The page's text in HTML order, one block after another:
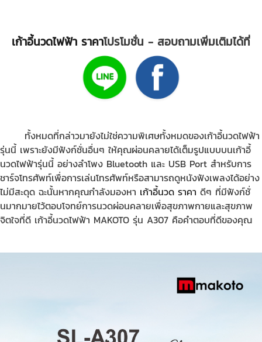
เก้าอี้นวดไฟฟ้า ราคาโปรโมชั่น - สอบถามเพิ่มเติมได้ที่
ทั้งหมดที่กล่าวมายังไม่ใช่ความพิเศษทั้งหมดของเก้าอี้นวดไฟฟ้า
รุ่นนี้ เพราะยังมีฟังก์ชั่นอื่นๆ ให้คุณผ่อนคลายได้เต็มรูปแบบบนเก้าอี้
นวดไฟฟ้ารุ่นนี้ อย่างลำโพง Bluetooth และ USB Port สำหรับการ
ชาร์จโทรศัพท์เพื่อการเล่นโทรศัพท์หรือสามารถดูหนังฟังเพลงได้อย่าง
ไม่มีสะดุด ฉะนั้นหากคุณกำลังมองหา เก้าอี้นวด ราคา ดีๆ ที่มีฟังก์ชั่
นมากมายไว้ตอบโจทย์การนวดผ่อนคลายเพื่อสุขภาพกายและสุขภาพ
จิตใจที่ดี เก้าอี้นวดไฟฟ้า MAKOTO รุ่น A307 คือคำตอบที่ดีของคุณ